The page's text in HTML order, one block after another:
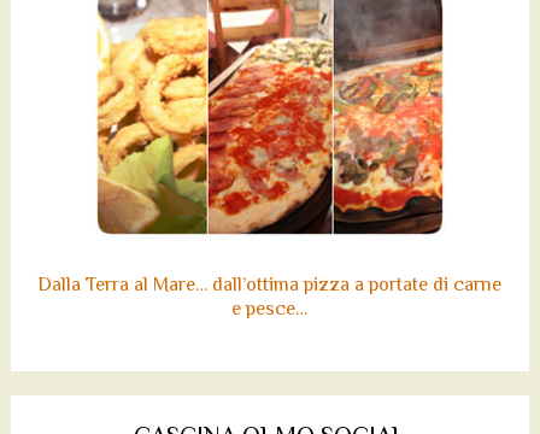
Dalla Terra al Mare… dall’ottima pizza a portate di carne
e pesce…